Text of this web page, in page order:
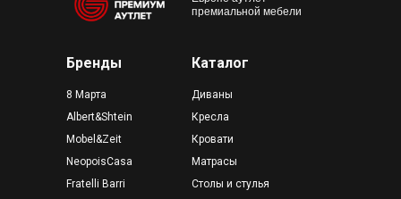
Кресла
Столы и стулья
Матрасы
Диваны
Кровати
премиальной мебели
Каталог
Бренды
Mobel&Zeit
8 Марта
Fratelli Barri
Albert&Shtein
NeopoisCasa